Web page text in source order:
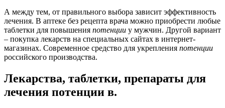
А между тем, от правильного выбора зависит эффективность
лечения. В аптеке без рецепта врача можно приобрести любые
таблетки для повышения потенции у мужчин. Другой вариант
– покупка лекарств на специальных сайтах в интернет-
магазинах. Современное средство для укрепления потенции
российского производства.
Лекарства, таблетки, препараты для
лечения потенции в.